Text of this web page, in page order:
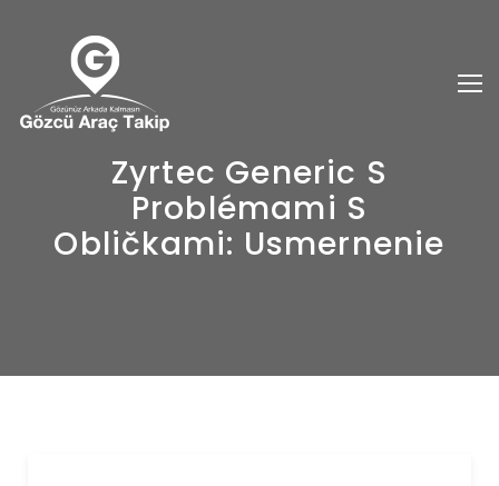
Zyrtec Generic S
Problémami S
Obličkami: Usmernenie